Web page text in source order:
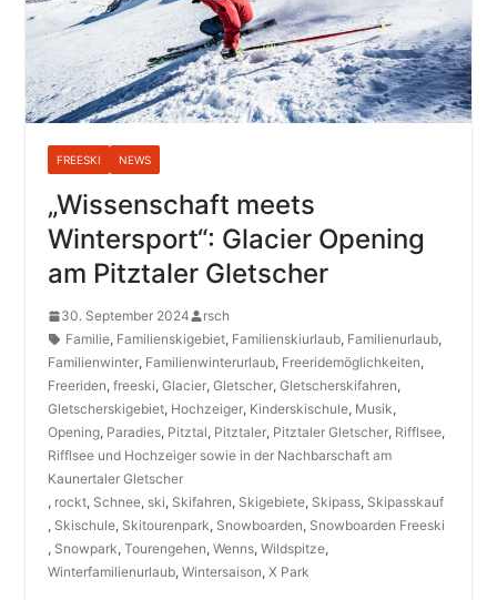
FREESKI NEWS
„Wissenschaft meets
Wintersport“: Glacier Opening
am Pitztaler Gletscher
30. September 2024
rsch
Familie, Familienskigebiet, Familienskiurlaub, Familienurlaub,
Familienwinter, Familienwinterurlaub, Freeridemöglichkeiten,
Freeriden, freeski, Glacier, Gletscher, Gletscherskifahren,
Gletscherskigebiet, Hochzeiger, Kinderskischule, Musik,
Opening, Paradies, Pitztal, Pitztaler, Pitztaler Gletscher, Rifflsee,
Rifflsee und Hochzeiger sowie in der Nachbarschaft am
Kaunertaler Gletscher
, rockt, Schnee, ski, Skifahren, Skigebiete, Skipass, Skipasskauf
, Skischule, Skitourenpark, Snowboarden, Snowboarden Freeski
, Snowpark, Tourengehen, Wenns, Wildspitze,
Winterfamilienurlaub, Wintersaison, X Park